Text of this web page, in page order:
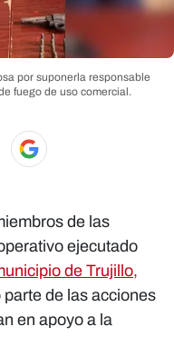
por suponerla responsable
fuego de uso comercial.
de las
ejecutado
de Trujillo,
parte de las acciones
en apoyo a la